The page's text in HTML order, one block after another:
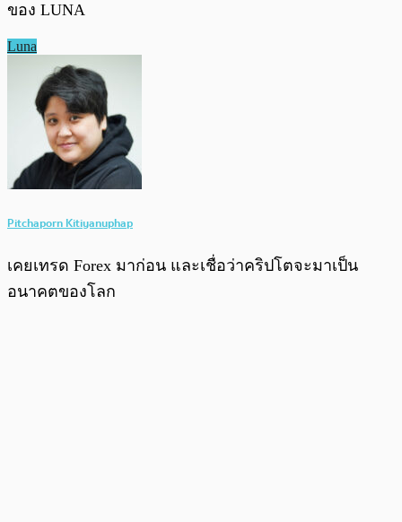
ของ LUNA
Luna
Pitchaporn Kitiyanuphap
เคยเทรด Forex มาก่อน และเชื่อว่าคริปโตจะมาเป็น
อนาคตของโลก